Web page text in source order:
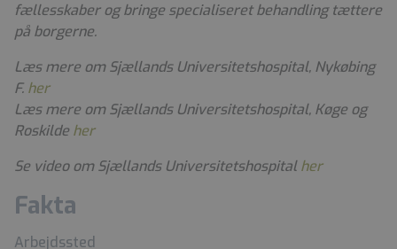
fællesskaber og bringe specialiseret behandling tættere
på borgerne.
Læs mere om Sjællands Universitetshospital, Nykøbing
F. her
Læs mere om Sjællands Universitetshospital, Køge og
Roskilde her
Se video om Sjællands Universitetshospitalher
Fakta
Arbejdssted